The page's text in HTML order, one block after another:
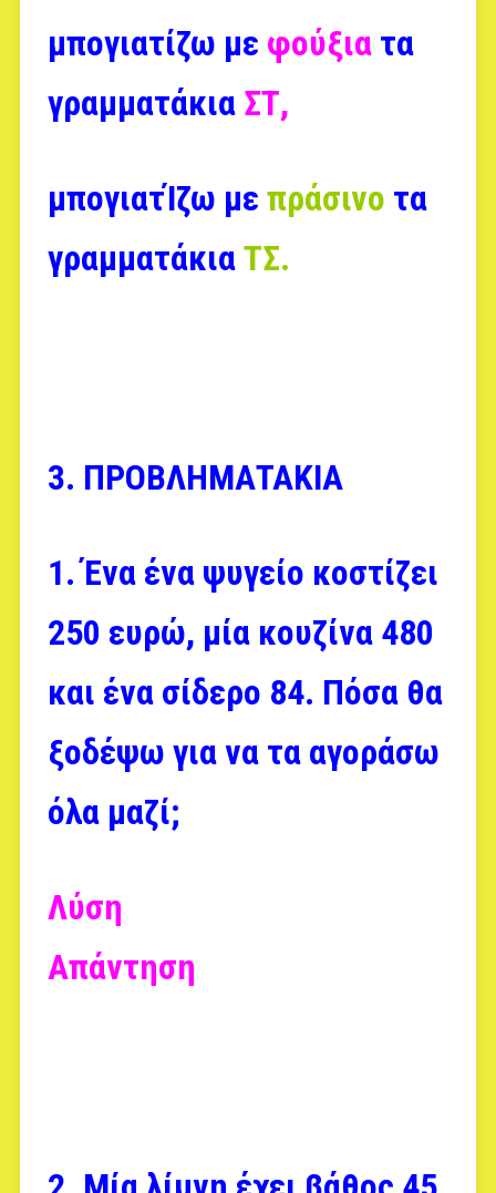
μπογιατίζω με φούξιατα
γραμματάκια ΣΤ,
μπογιατΊζω με πράσινο τα
γραμματάκιαΤΣ.
3. ΠΡΟΒΛΗΜΑΤΑΚΙΑ
1. Ένα ένα ψυγείο κοστίζει
250 ευρώ, μία κουζίνα 480
και ένα σίδερο 84. Πόσα θα
ξοδέψω για να τα αγοράσω
όλα μαζί;
Λύση
Απάντηση